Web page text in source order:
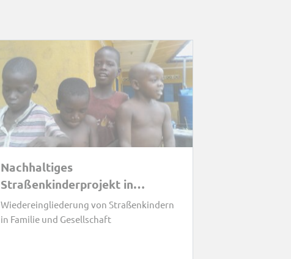
Nachhaltiges
Straßenkinderprojekt in
Kinshasa/Kongo
Wiedereingliederung von Straßenkindern
in Familie und Gesellschaft